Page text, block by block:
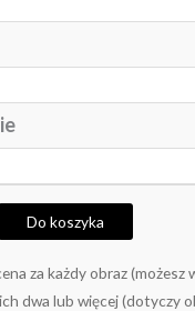
Do koszyka
za każdy obraz (możesz
dwa lub więcej (dotyczy